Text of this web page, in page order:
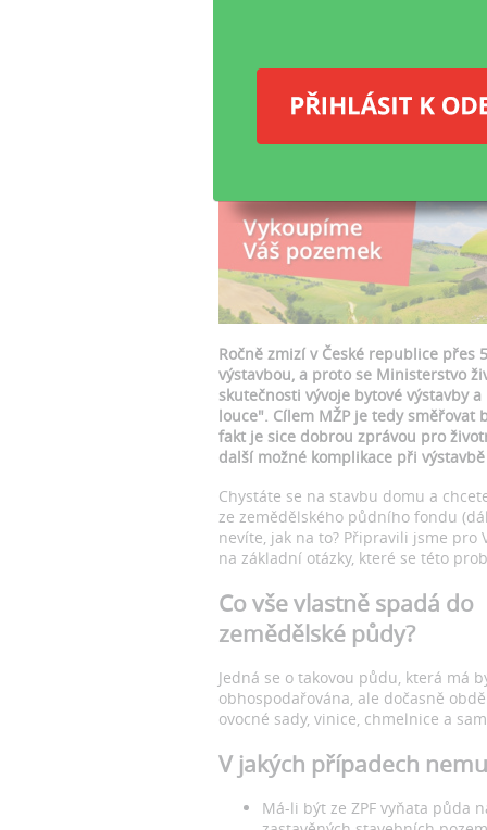
Ročně zmizí v České republice
výstavbou, a proto se Ministerstvo
skutečnosti vývoje bytové výstavby
louce". Cílem MŽP je tedy směřovat
fakt je sice dobrou zprávou pro
další možné komplikace při
Chystáte se na stavbu domu a
ze zemědělského půdního fondu
nevíte, jak na to? Připravili jsme pro
na základní otázky, které se této
Co vše vlastně spadá do
zemědělské půdy?
Jedná se o takovou půdu, která má
obhospodařována, ale dočasně
ovocné sady, vinice, chmelnice a
V jakých případech
Má-li být ze ZPF vyňata půda